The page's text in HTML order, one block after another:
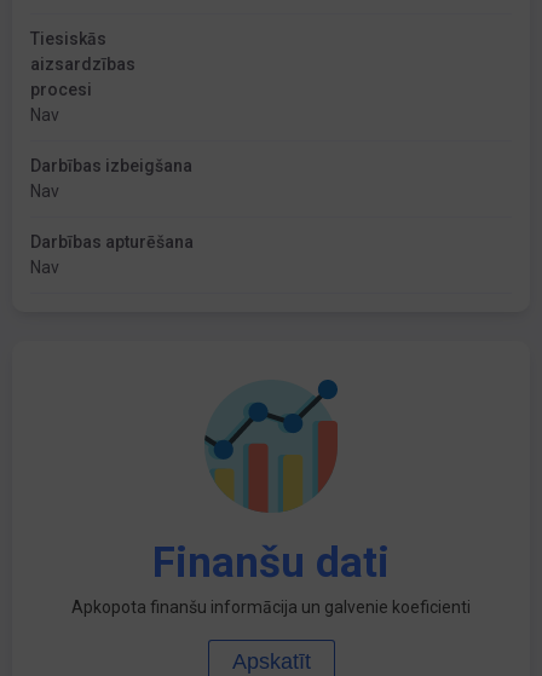
Tiesiskās
aizsardzības
procesi
Nav
Darbības izbeigšana
Nav
Darbības apturēšana
Nav
Finanšu dati
Apkopota finanšu informācija un galvenie koeficienti
Apskatīt